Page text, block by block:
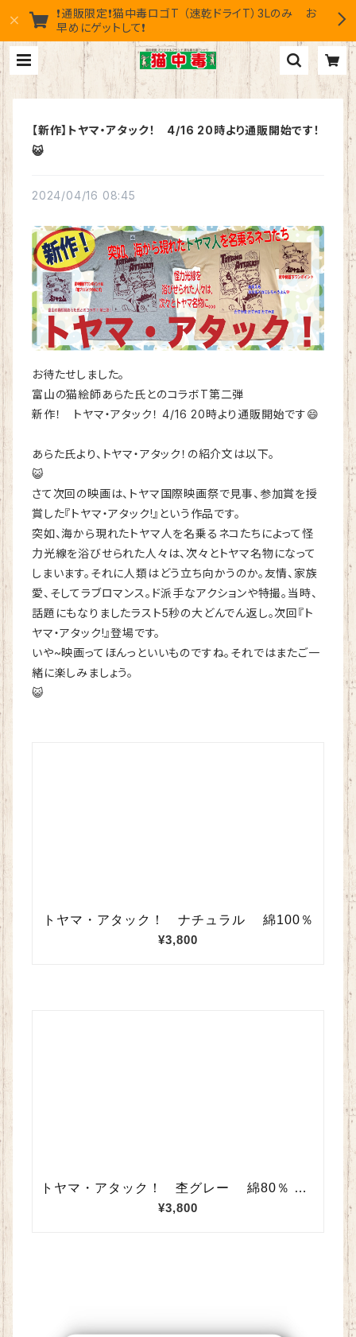
❗通販限定❗猫中毒ロゴT （速乾ドライT）3Lのみ お
早めにゲットして❗
【新作】トヤマ・アタック！ 4/16 20時より通販開始です！
😺
2024/04/16 08:45
お待たせしました。
富山の猫絵師あらた氏とのコラボT第二弾
新作！ トヤマ・アタック！ 4/16 20時より通販開始です😄
あらた氏より、トヤマ・アタック！の紹介文は以下。
😺
さて次回の映画は、トヤマ国際映画祭で見事、参加賞を授
賞した『トヤマ・アタック!』という作品です。
突如、海から現れたトヤマ人を名乗るネコたちによって怪
力光線を浴びせられた人々は、次々とトヤマ名物になって
しまいます。 それに人類はどう立ち向かうのか。友情、家族
愛、 そしてラブロマンス。ド派手なアクションや特撮。当時、
話題にもなりましたラスト5秒の大どんでん返し。次回『ト
ヤマ・アタック!』登場です。
いや~映画ってほんっといいものですね。 それではまたご一
緒に楽しみましょう。
😺